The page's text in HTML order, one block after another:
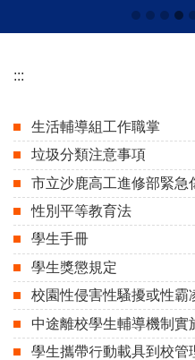
:::
生活輔導組工作職掌
垃圾分類注意事項
市立沙鹿高工進修部緊急
性別平等教育法
學生手冊
學生獎懲規定
校園性侵害性騷擾或性霸
中途離校學生輔導機制實
學生攜帶行動載具到校管